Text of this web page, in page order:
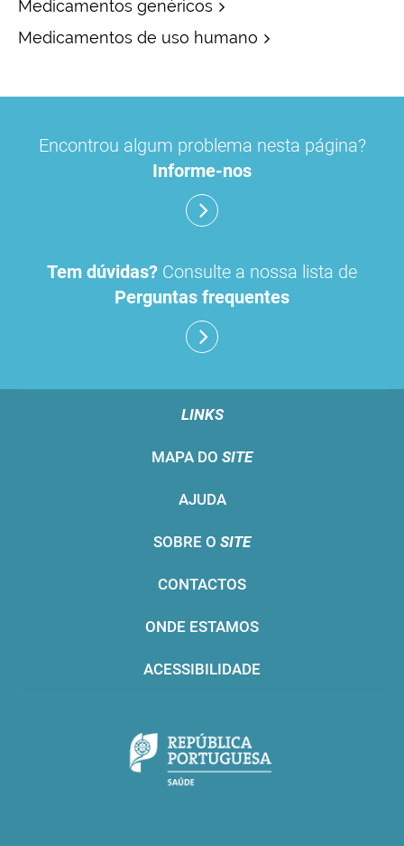
Medicamentos genéricos
Medicamentos de uso humano
Encontrou algum problema nesta página?
Informe-nos
Tem dúvidas? Consulte a nossa lista de
Perguntas frequentes
LINKS
MAPA DO SITE
AJUDA
SOBRE O SITE
CONTACTOS
ONDE ESTAMOS
ACESSIBILIDADE